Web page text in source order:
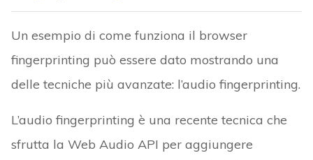
Un esempio di come funziona il browser
fingerprinting può essere dato mostrando una
delle tecniche più avanzate: l’audio fingerprinting.
L’audio fingerprinting è una recente tecnica che
sfrutta la Web Audio API per aggiungere